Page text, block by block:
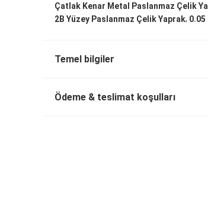
Çatlak Kenar Metal Paslanmaz Çelik
2B Yüzey Paslanmaz Çelik Yaprak, 0.05
Temel bilgiler
Ödeme & teslimat koşulları